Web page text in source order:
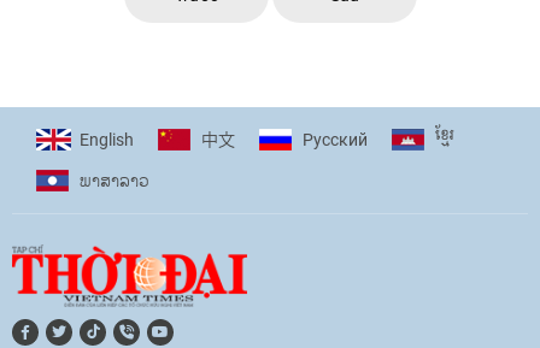
English 中文 Pусский ខ្មែរ
ພາ​ສາ​ລາວ